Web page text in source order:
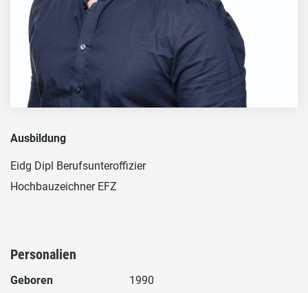
Ausbildung
Eidg Dipl Berufsunteroffizier
Hochbauzeichner EFZ
Personalien
Geboren 1990